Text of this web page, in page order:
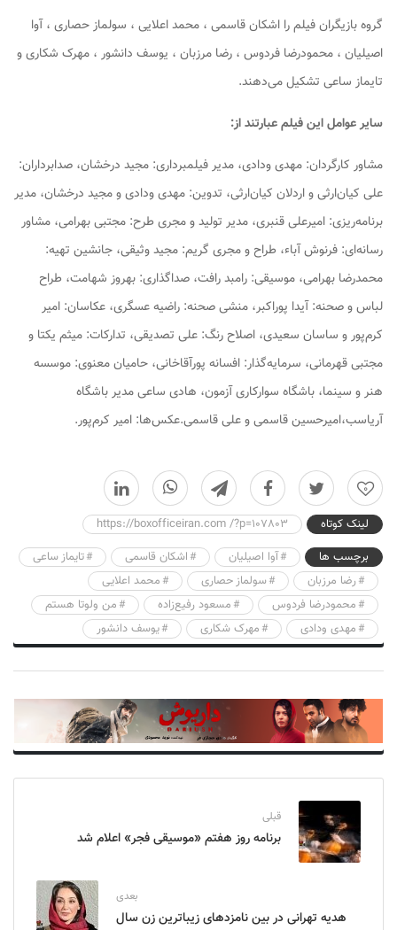
گروه بازیگران فیلم را اشکان قاسمی ، محمد اعلایی ، سولماز حصاری ، آوا
اصیلیان ، محمودرضا فردوس ، رضا مرزبان ، یوسف دانشور ، مهرک شکاری و
تایماز ساعی تشکیل می‌دهند.
سایر عوامل این فیلم عبارتند از:
مشاور کارگردان: مهدی ودادی، مدیر فیلمبرداری: مجید درخشان، صدابرداران:
علی کیان‌ارثی و اردلان کیان‌ارثی، تدوین: مهدی ودادی و مجید درخشان، مدیر
برنامه‌ریزی: امیرعلی قنبری، مدیر تولید و مجری طرح: مجتبی بهرامی، مشاور
رسانه‌ای: فرنوش آباء، طراح و مجری گریم: مجید وثیقی، جانشین تهیه:
محمدرضا بهرامی، موسیقی: رامبد رافت، صداگذاری: بهروز شهامت، طراح
لباس و صحنه: آیدا پوراکبر، منشی صحنه: راضیه عسگری، عکاسان: امیر
کرم‌پور و ساسان سعیدی، اصلاح رنگ: علی تصدیقی، تدارکات: میثم یکتا و
مجتبی قهرمانی، سرمایه‌گذار: افسانه پورآقاخانی، حامیان معنوی: موسسه
هنر و سینما، باشگاه سوارکاری آزمون، هادی ساعی مدیر باشگاه
آریاسب،امیرحسین قاسمی و علی قاسمی.عکس‌ها: امیر کرم‌پور.
0
لینک کوتاه
https://boxofficeiran.com /?p=107803
برچسب ها
آوا اصیلیان اشکان قاسمی
تایماز ساعی
رضا مرزبان
سولماز حصاری
محمد اعلایی
محمودرضا فردوس
مسعود رفیع‌زاده
من ولوتا هستم
مهدی ودادی
مهرک شکاری یوسف دانشور
قبلی
برنامه روز هفتم «موسیقی فجر» اعلام شد
بعدی
هدیه تهرانی در بین نامزدهای زیباترین زن سال